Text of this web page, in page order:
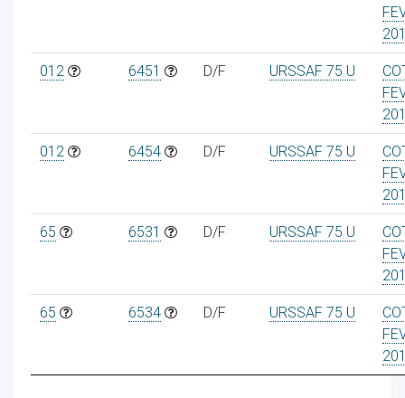
012 6451 D/F URSSAF 75 U
012 6454 D/F URSSAF 75 U
65 6531 D/F URSSAF 75 U
65 6534 D/F URSSAF 75 U